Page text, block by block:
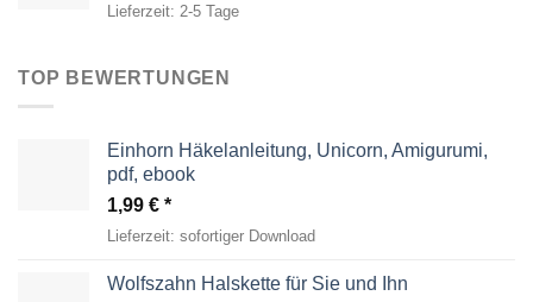
Lieferzeit: 2-5 Tage
TOP BEWERTUNGEN
Einhorn Häkelanleitung, Unicorn, Amigurumi,
pdf, ebook
1,99 €
Lieferzeit: sofortiger Download
Wolfszahn Halskette für Sie und Ihn